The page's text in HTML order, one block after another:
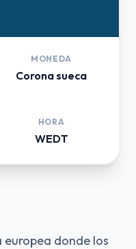
MONEDA
Corona sueca
HORA
WEDT
donde los